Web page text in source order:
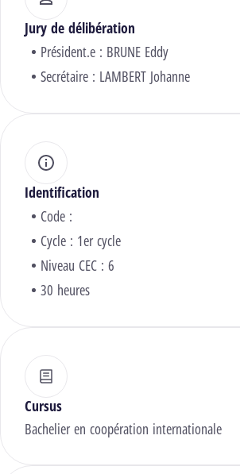
Jury de délibération
Président.e : BRUNE Eddy
Secrétaire : LAMBERT Johanne
Identification
Code :
Cycle : 1er cycle
Niveau CEC : 6
30 heures
Cursus
Bachelier en coopération internationale